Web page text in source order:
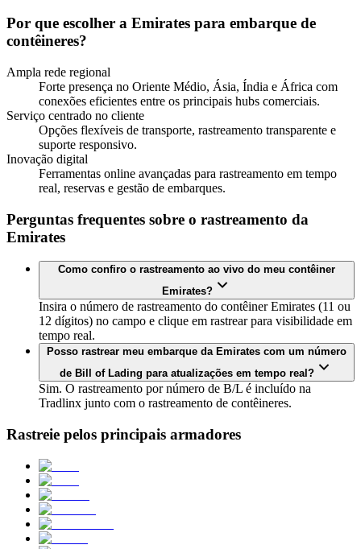
Por que escolher a Emirates para embarque de
contêineres?
Ampla rede regional
Forte presença no Oriente Médio, Ásia, Índia e África com
conexões eficientes entre os principais hubs comerciais.
Serviço centrado no cliente
Opções flexíveis de transporte, rastreamento transparente e
suporte responsivo.
Inovação digital
Ferramentas online avançadas para rastreamento em tempo
real, reservas e gestão de embarques.
Perguntas frequentes sobre o rastreamento da
Emirates
Como confiro o rastreamento ao vivo do meu contêiner
Emirates?
Insira o número de rastreamento do contêiner Emirates (11 ou
12 dígitos) no campo e clique em rastrear para visibilidade em
tempo real.
Posso rastrear meu embarque da Emirates com um número
de Bill of Lading para atualizações em tempo real?
Sim. O rastreamento por número de B/L é incluído na
Tradlinx junto com o rastreamento de contêineres.
Rastreie pelos principais armadores